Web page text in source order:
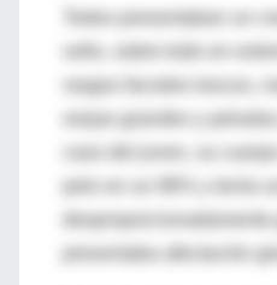
vello, sobre todo en
rasgos faciales toscos,
desproporcionadamente
presentaba afectación